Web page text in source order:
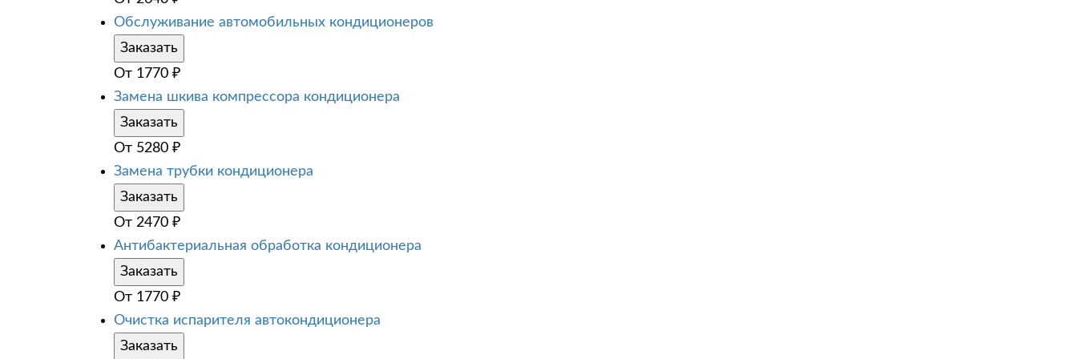
Обслуживание автомобильных кондиционеров
Заказать
От 1770 ₽
Замена шкива компрессора кондиционера
Заказать
От 5280 ₽
Замена трубки кондиционера
Заказать
От 2470 ₽
Антибактериальная обработка кондиционера
Заказать
От 1770 ₽
Очистка испарителя автокондиционера
Заказать